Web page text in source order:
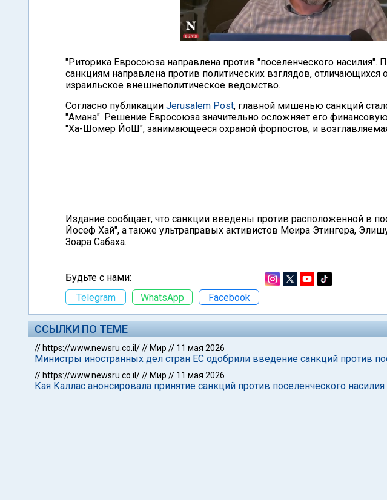
"Риторика Евросоюза направлена против "поселенческого насилия".
санкциям направлена против политических взглядов, отличающихся
израильское внешнеполитическое ведомство.
Согласно публикации Jerusalem Post, главной мишенью санкций
"Амана". Решение Евросоюза значительно осложняет его
"Ха-Шомер ЙоШ", занимающееся охраной форпостов, и
Издание сообщает, что санкции введены против расположенной в
Йосеф Хай", а также ультраправых активистов Меира Этингера,
Зоара Сабаха.
Будьте с нами:
Telegram
WhatsApp Facebook
ССЫЛКИ ПО ТЕМЕ
// https://www.newsru.co.il/// Мир // 11 мая 2026
Министры иностранных дел стран ЕС одобрили введение санкций против
// https://www.newsru.co.il/// Мир // 11 мая 2026
Кая Каллас анонсировала принятие санкций против поселенческого насилия